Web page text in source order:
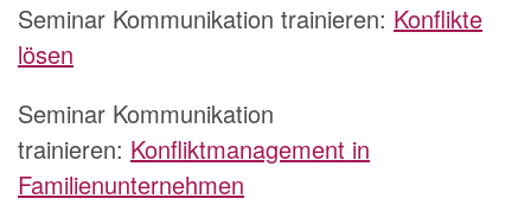
Seminar Kommunikation trainieren: Konflikte
lösen
Seminar Kommunikation
trainieren: Konfliktmanagement in
Familienunternehmen